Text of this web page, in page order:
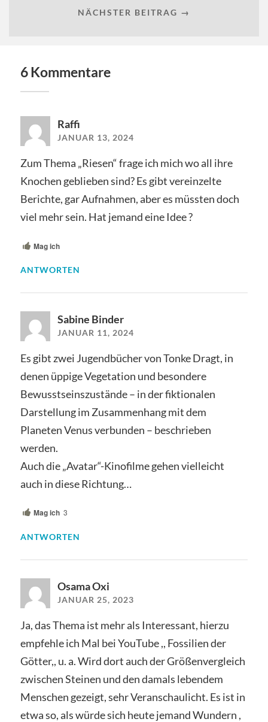
NÄCHSTER BEITRAG →
6 Kommentare
Raffi
JANUAR 13, 2024
Zum Thema „Riesen“ frage ich mich wo all ihre
Knochen geblieben sind? Es gibt vereinzelte
Berichte, gar Aufnahmen, aber es müssten doch
viel mehr sein. Hat jemand eine Idee ?
Mag ich
ANTWORTEN
Sabine Binder
JANUAR 11, 2024
Es gibt zwei Jugendbücher von Tonke Dragt, in
denen üppige Vegetation und besondere
Bewusstseinszustände – in der fiktionalen
Darstellung im Zusammenhang mit dem
Planeten Venus verbunden – beschrieben
werden.
Auch die „Avatar“-Kinofilme gehen vielleicht
auch in diese Richtung…
Mag ich 3
ANTWORTEN
Osama Oxi
JANUAR 25, 2023
Ja, das Thema ist mehr als Interessant, hierzu
empfehle ich Mal bei YouTube ,, Fossilien der
Götter,, u. a. Wird dort auch der Größenvergleich
zwischen Steinen und den damals lebendem
Menschen gezeigt, sehr Veranschaulicht. Es ist in
etwa so, als würde sich heute jemand Wundern ,